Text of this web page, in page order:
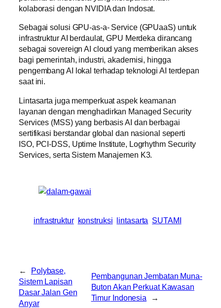
kolaborasi dengan NVIDIA dan Indosat.
Sebagai solusi GPU-as-a- Service (GPUaaS) untuk
infrastruktur AI berdaulat, GPU Merdeka dirancang
sebagai sovereign AI cloud yang memberikan akses
bagi pemerintah, industri, akademisi, hingga
pengembang AI lokal terhadap teknologi AI terdepan
saat ini.
Lintasarta juga memperkuat aspek keamanan
layanan dengan menghadirkan Managed Security
Services (MSS) yang berbasis AI dan berbagai
sertifikasi berstandar global dan nasional seperti
ISO, PCI-DSS, Uptime Institute, Logrhythm Security
Services, serta Sistem Manajemen K3.
infrastruktur konstruksi lintasarta SUTAMI
←
Polybase,
Sistem Lapisan
Dasar Jalan Gen
Anyar
Pembangunan Jembatan Muna-
Buton Akan Perkuat Kawasan
Timur Indonesia
→